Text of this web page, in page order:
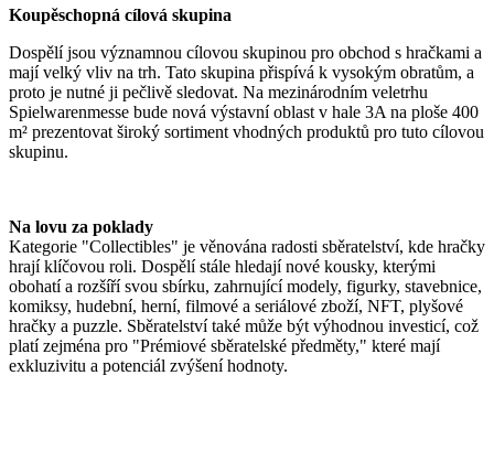
Koupěschopná cílová skupina
Dospělí jsou významnou cílovou skupinou pro obchod s hračkami a
mají velký vliv na trh. Tato skupina přispívá k vysokým obratům, a
proto je nutné ji pečlivě sledovat. Na mezinárodním veletrhu
Spielwarenmesse bude nová výstavní oblast v hale 3A na ploše 400
m² prezentovat široký sortiment vhodných produktů pro tuto cílovou
skupinu.
Na lovu za poklady
Kategorie "Collectibles" je věnována radosti sběratelství, kde hračky
hrají klíčovou roli. Dospělí stále hledají nové kousky, kterými
obohatí a rozšíří svou sbírku, zahrnující modely, figurky, stavebnice,
komiksy, hudební, herní, filmové a seriálové zboží, NFT, plyšové
hračky a puzzle. Sběratelství také může být výhodnou investicí, což
platí zejména pro "Prémiové sběratelské předměty," které mají
exkluzivitu a potenciál zvýšení hodnoty.